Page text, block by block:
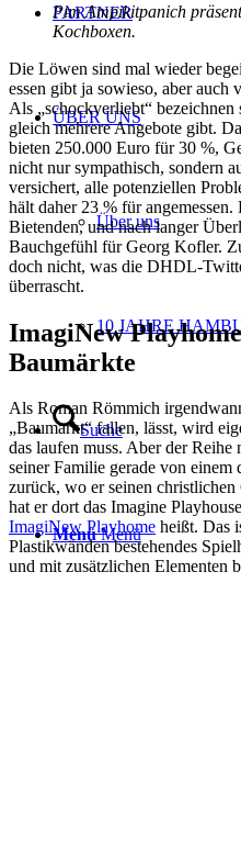
PARTNER
ÜBER UNS
Über uns
10 JAHRE
Suche
Menü Menü
Pim Ampikitpanich
Kochboxen.
Die Löwen sind mal wieder
essen gibt ja sowieso, aber auch
Als „schockverliebt“ bezeichnen
gleich mehrere Angebote gibt.
bieten 250.000 Euro für 30 %,
nicht nur sympathisch, sondern
versichert, alle potenziellen
hält daher 23 % für
Bietenden, und nach langer
Bauchgefühl für Georg Kofler.
doch nicht, was die DHDL-
überrascht.
ImagiNew
Baumärkte
Als Roman Römmich
„Baumarkt“ fallen, lässt, wird
das laufen muss. Aber der
seiner Familie gerade von
zurück, wo er seinen
hat er dort das Imagine
ImagiNew Playhome heißt. Das
Plastikwänden bestehendes
und mit zusätzlichen Elementen